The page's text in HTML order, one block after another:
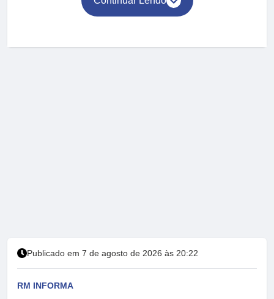
Publicado em 7 de agosto de 2026 às 20:22
RM INFORMA